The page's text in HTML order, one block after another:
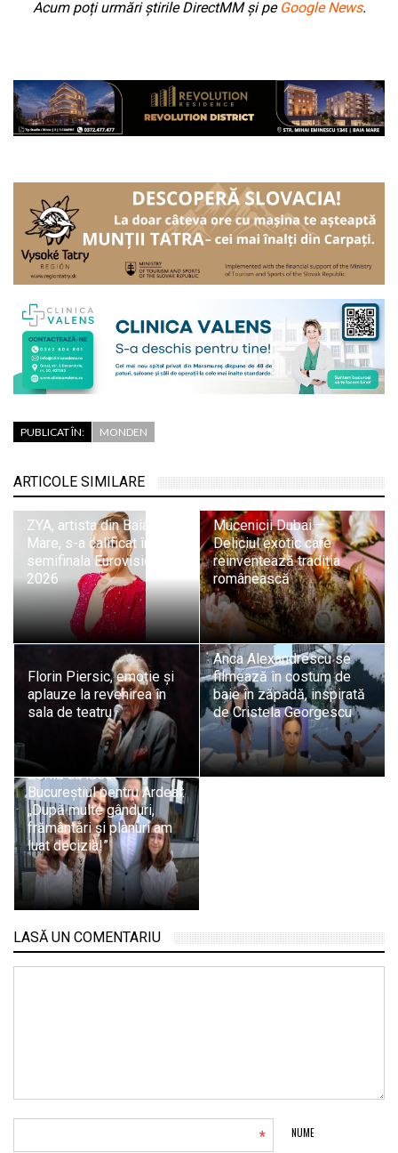
Acum poți urmări știrile DirectMM și pe Google News.
PUBLICAT ÎN: MONDEN
ARTICOLE SIMILARE
ZYA, artista din Baia
Mare, s-a calificat în
semifinala Eurovision
2026
Mucenicii Dubai –
Deliciul exotic care
reinventează tradiția
românească
Florin Piersic, emoție și
aplauze la revenirea în
sala de teatru
Anca Alexandrescu se
filmează în costum de
baie în zăpadă, inspirată
de Cristela Georgescu
Lavinia Goste şi Marius
Zorilă au lăsat
Bucureştiul pentru Ardeal:
„După multe gânduri,
frământări și planuri am
luat decizia!”
LASĂ UN COMENTARIU
NUME
*